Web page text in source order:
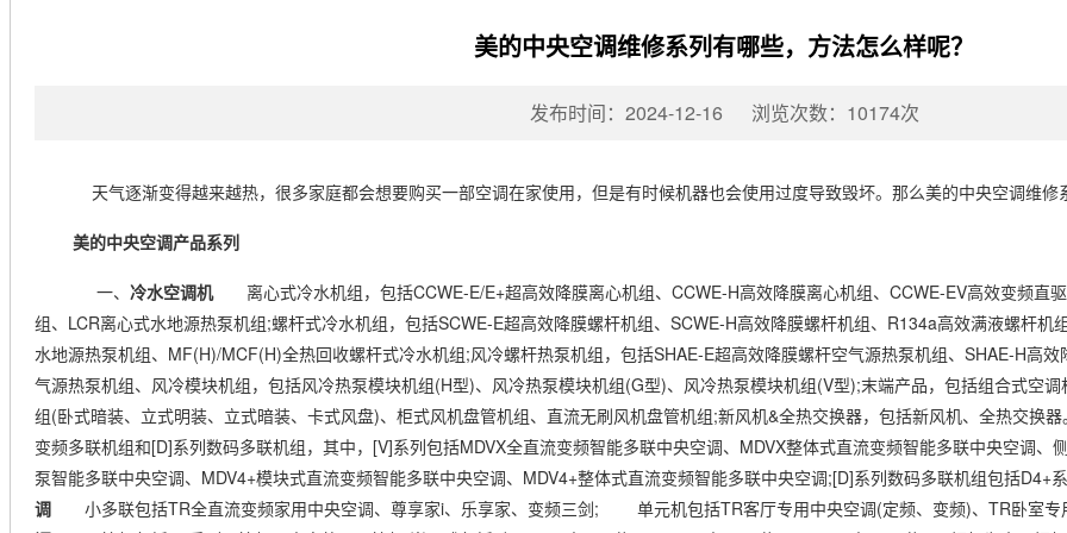
美的中央空调维修系列有哪些，方法怎么样呢？
发布时间：2024-12-16 浏览次数：10174次
天气逐渐变得越来越热，很多家庭都会想要购买一部空调在家使用，但是有时候机器也会使用过度导致毁坏。那么美的中央空调维
美的中央空调产品系列
一、 冷水空调机离心式冷水机组，包括CCWE-E/E+超高效降膜离心机组、CCWE-H高效降膜离心机组、CCWE-EV高效变频直
组、LCR离心式水地源热泵机组;螺杆式冷水机组，包括SCWE-E超高效降膜螺杆机组、SCWE-H高效降膜螺杆机组、R134a高效满液螺杆
水地源热泵机组、MF(H)/MCF(H)全热回收螺杆式冷水机组;风冷螺杆热泵机组，包括SHAE-E超高效降膜螺杆空气源热泵机组、SHAE-H高
气源热泵机组、风冷模块机组，包括风冷热泵模块机组(H型)、风冷热泵模块机组(G型)、风冷热泵模块机组(V型);末端产品，包括组合式空
组(卧式暗装、立式明装、立式暗装、卡式风盘)、柜式风机盘管机组、直流无刷风机盘管机组;新风机&全热交换器，包括新风机、全热交换器
变频多联机组和[D]系列数码多联机组，其中，[V]系列包括MDVX全直流变频智能多联中央空调、MDVX整体式直流变频智能多联中央空调、
泵智能多联中央空调、MDV4+模块式直流变频智能多联中央空调、MDV4+整体式直流变频智能多联中央空调;[D]系列数码多联机组包括D4+
调 小多联包括TR全直流变频家用中央空调、尊享家i、乐享家、变频三剑; 单元机包括TR客厅专用中央空调(定频、变频)、TR卧